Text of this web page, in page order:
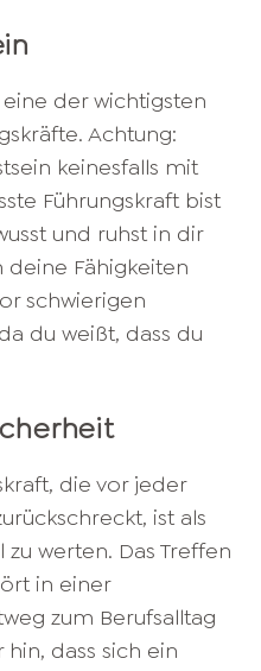
eine der wichtigsten
Achtung:
keinesfalls mit
Führungskraft bist
und ruhst in dir
deine Fähigkeiten
schwierigen
du weißt, dass du
die vor jeder
ist als
werten. Das Treffen
in einer
zum Berufsalltag
hin, dass sich ein